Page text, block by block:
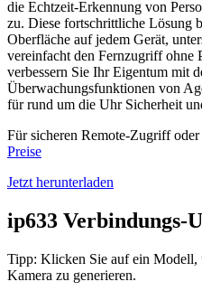
die Echtzeit-Erkennung von
zu. Diese fortschrittliche Lösung
Oberfläche auf jedem Gerät,
vereinfacht den Fernzugriff ohne
verbessern Sie Ihr Eigentum mit
Überwachungsfunktionen von
für rund um die Uhr Sicherheit
Für sicheren Remote-Zugriff
Preise
Jetzt herunterladen
ip633 Verbindungs-
Tipp: Klicken Sie auf ein
Kamera zu generieren.